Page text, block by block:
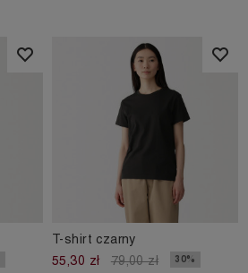
T-shirt czarny
55,30 zł
79,00 zł 30%